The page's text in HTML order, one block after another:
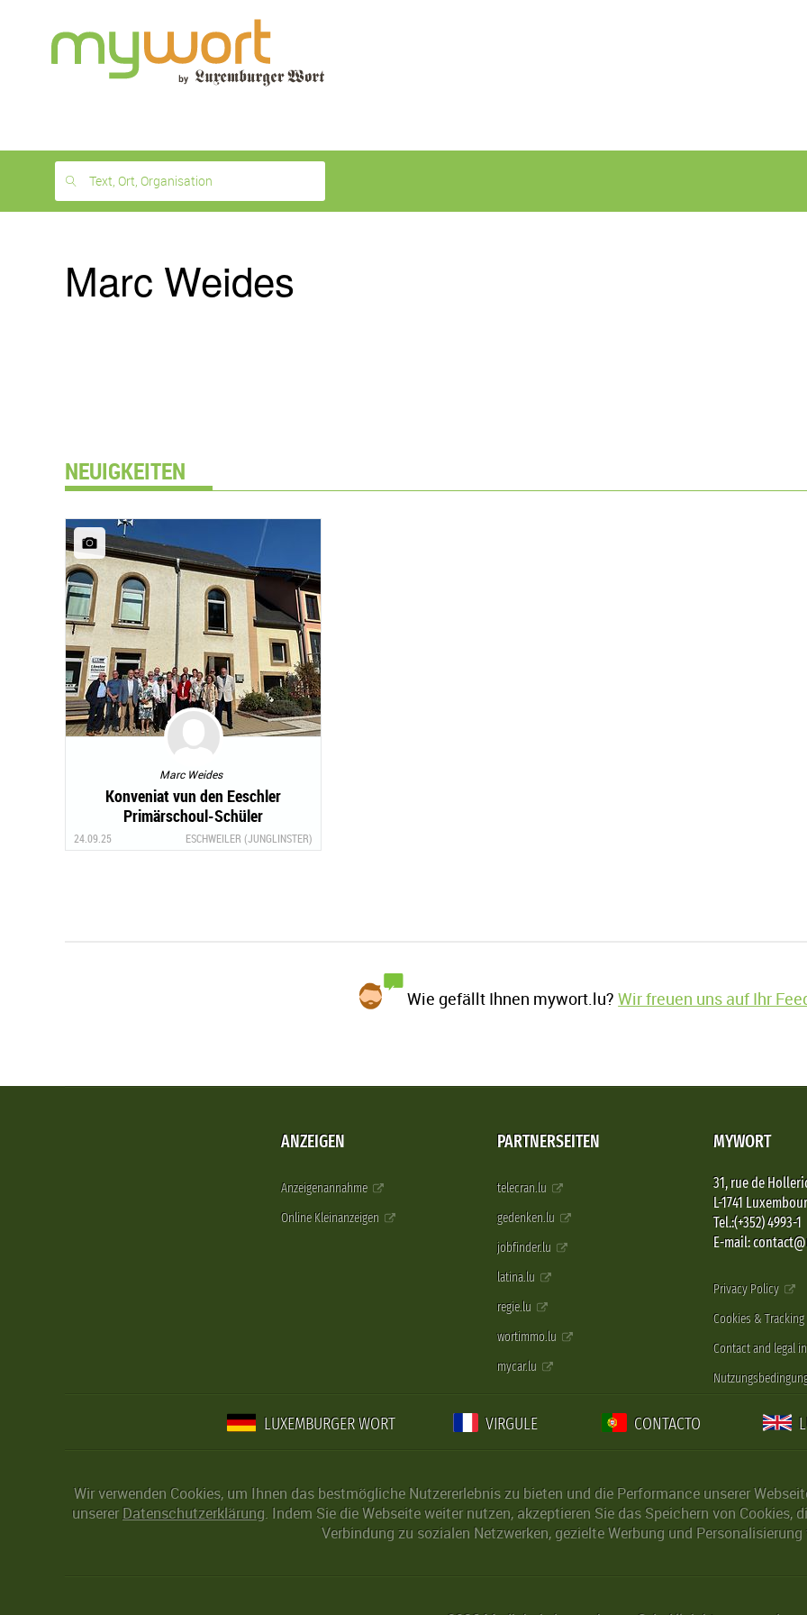
month
free
Text, Ort, Organisation
Marc Weides
NEUIGKEITEN
Marc Weides
Konveniat vun den Eeschler
Primärschoul-Schüler
24.09.25 ESCHWEILER (JUNGLINSTER)
Wie gefällt Ihnen mywort.lu?Wir freuen uns auf Ihr
ANZEIGEN
Anzeigenannahme
Online Kleinanzeigen
PARTNERSEITEN
telecran.lu
gedenken.lu
jobfinder.lu
latina.lu
regie.lu
wortimmo.lu
mycar.lu
MYWORT
31, rue de
L-1741
Tel.:(+352) 4993-1
E-mail:
Privacy Policy
Cookies & Tracking
Contact and legal
LUXEMBURGER WORT VIRGULE CONTACTO
Wir verwenden Cookies, um Ihnen das bestmögliche Nutzererlebnis zu bieten und die Performance unserer
unserer Datenschutzerklärung. Indem Sie die Webseite weiter nutzen, akzeptieren Sie das Speichern von
Verbindung zu sozialen Netzwerken, gezielte Werbung und